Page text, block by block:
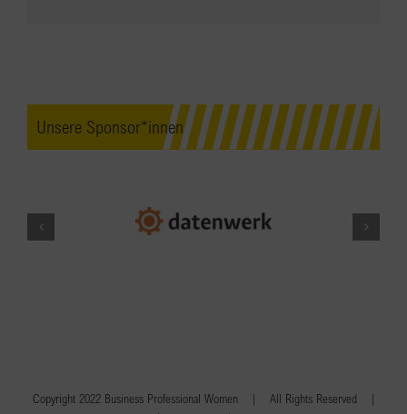
Unsere Sponsor*innen
Copyright 2022 Business Professional Women | All Rights Reserved |